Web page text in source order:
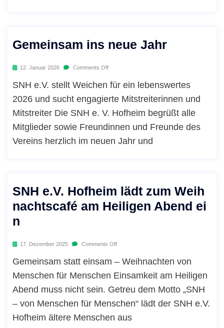
Gemeinsam ins neue Jahr
12. Januar 2026 Comments Off
SNH e.V. stellt Weichen für ein lebenswertes
2026 und sucht engagierte Mitstreiterinnen und
Mitstreiter Die SNH e. V. Hofheim begrüßt alle
Mitglieder sowie Freundinnen und Freunde des
Vereins herzlich im neuen Jahr und
SNH e.V. Hofheim lädt zum Weih
nachtscafé am Heiligen Abend ei
n
17. Dezember 2025 Comments Off
Gemeinsam statt einsam – Weihnachten von
Menschen für Menschen Einsamkeit am Heiligen
Abend muss nicht sein. Getreu dem Motto „SNH
– von Menschen für Menschen“ lädt der SNH e.V.
Hofheim ältere Menschen aus